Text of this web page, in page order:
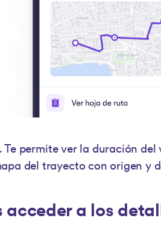
. Te permite ver la duración
del trayecto con origen y
acceder a los